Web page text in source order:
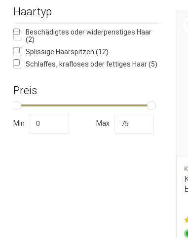
Nach
Haartyp
Beschädigtes oder widerpenstiges Haar
(2)
Splissige Haarspitzen (12)
Schlaffes, krafloses oder fettiges Haar(5)
Preis
Min Max